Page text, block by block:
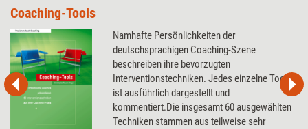
Coaching-Tools
Namhafte Persönlichkeiten der
deutschsprachigen Coaching-Szene
beschreiben ihre bevorzugten
Interventionstechniken. Jedes einzelne Tool
ist ausführlich dargestellt und
kommentiert.Die insgesamt 60 ausgewählten
Techniken stammen aus teilweise sehr